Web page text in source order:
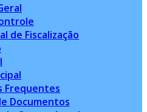
de Fiscalização
Frequentes
Documentos